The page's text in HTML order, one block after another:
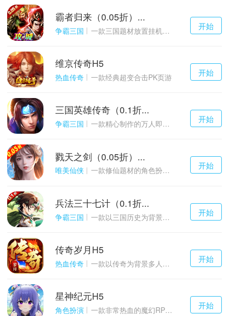
千百度h5
游戏
开始
霸者归来（0.05折）...
争霸三国 一款三国题材放置挂机与战争策略结合的游戏
千百度h5
游戏
开始
维京传奇H5
热血传奇 一款经典超变合击PK页游
千百度h5
游戏
开始
三国英雄传奇（0.1折...
争霸三国 一款精心制作的万人即时战斗SLG三国手游
千百度h5
游戏
开始
戮天之剑（0.05折）...
唯美仙侠 一款修仙题材的角色扮演养成手游
千百度h5
游戏
开始
兵法三十七计（0.1折...
争霸三国 一款以三国历史为背景的卡牌策略游戏
千百度h5
游戏
开始
传奇岁月H5
热血传奇 一款以传奇为背景多人在线的ARPG大作
千百度h5
游戏
开始
星神纪元H5
角色扮演 一款非常热血的魔幻RPG游戏